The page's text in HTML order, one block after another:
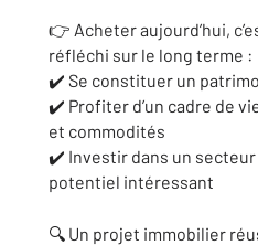
👉 Acheter aujourd’hui,
réfléchi sur le long terme :
✔️ Se constituer un
✔️ Profiter d’un cadre de
et commodités
✔️ Investir dans un secteur
potentiel intéressant
🔍 Un projet immobilier